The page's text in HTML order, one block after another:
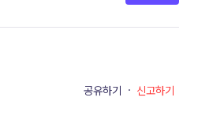
공유하기 · 신고하기